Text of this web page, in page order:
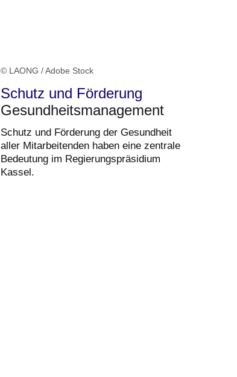
© LAONG / Adobe Stock
Schutz und Förderung
Gesundheitsmanagement
Schutz und Förderung der Gesundheit
aller Mitarbeitenden haben eine zentrale
Bedeutung im Regierungspräsidium
Kassel.